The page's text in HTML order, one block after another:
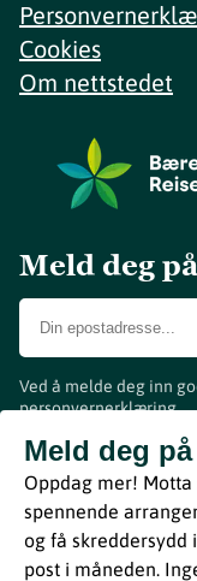
Cookies
Om nettstedet
Meld deg
Ved å melde deg inn
personvernerklæring.
Meld deg
Oppdag mer!
spennende
og få skreddersydd
post i måneden.
Vestfold
ByBreakfast